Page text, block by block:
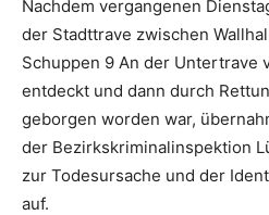
Nachdem vergangenen
der Stadttrave zwischen
Schuppen 9 An der Untertrave
entdeckt und dann durch
geborgen worden war,
der Bezirkskriminalinspektion
zur Todesursache und der
auf.